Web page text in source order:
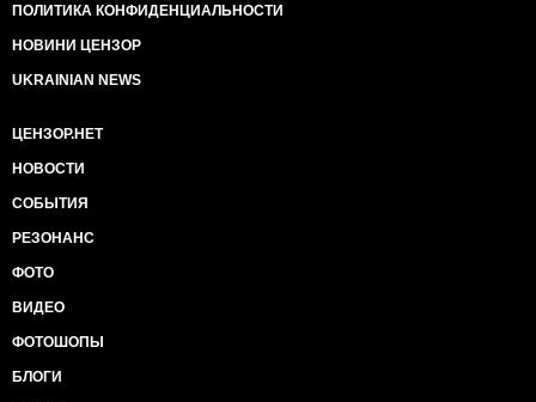
ПОЛИТИКА КОНФИДЕНЦИАЛЬНОСТИ
НОВИНИ ЦЕНЗОР
UKRAINIAN NEWS
ЦЕНЗОР.НЕТ
НОВОСТИ
СОБЫТИЯ
РЕЗОНАНС
ФОТО
ВИДЕО
ФОТОШОПЫ
БЛОГИ